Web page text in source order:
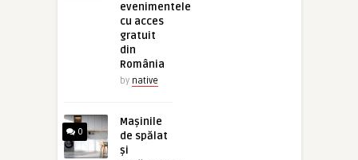
evenimentele
cu acces
gratuit
din
România
by native
0
Mașinile
de spălat
și